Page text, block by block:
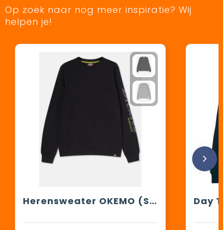
Op zoek naar nog meer inspiratie? Wij
helpen je!
Herensweater OKEMO (SH3014)